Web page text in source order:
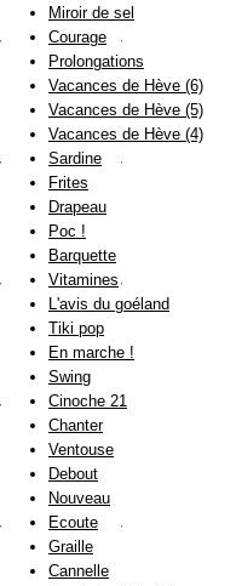
Miroir de sel
Courage
Prolongations
Vacances de Hève (6)
Vacances de Hève (5)
Vacances de Hève (4)
Sardine
Frites
Drapeau
Poc !
Barquette
Vitamines
L'avis du goéland
Tiki pop
En marche !
Swing
Cinoche 21
Chanter
Ventouse
Debout
Nouveau
Ecoute
Graille
Cannelle